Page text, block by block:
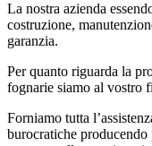
La nostra azienda
costruzione,
garanzia.
Per quanto riguarda la
fognarie siamo al vostro
Forniamo tutta
burocratiche